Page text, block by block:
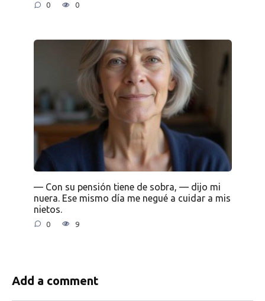
0 0
— Con su pensión tiene de sobra, — dijo mi
nuera. Ese mismo día me negué a cuidar a mis
nietos.
0 9
Add a comment